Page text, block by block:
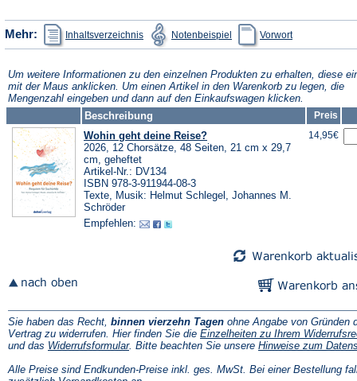
Mehr: Inhaltsverzeichnis
(Öffnet
in
einem
Tab)
Notenbeispiel
(Öffnet
in
einem
Tab)
Vorwortin
einem
Tab)
Um weitere Informationen zu den einzelnen Produkten zu erhalten, diese
mit der Maus anklicken. Um einen Artikel in den Warenkorb zu legen, die
Mengenzahl eingeben und dann auf den Einkaufswagen klicken.
Beschreibung
Preis
Wohin geht deine Reise?
2026, 12 Chorsätze, 48 Seiten, 21 cm x 29,7
cm, geheftet
Artikel-Nr.: DV134
ISBN 978-3-911944-08-3
Texte, Musik: Helmut Schlegel, Johannes M.
Schröder
Empfehlen:
14,95€
Sie haben das Recht, binnen vierzehn Tagen ohne Angabe von Gründen
Vertrag zu widerrufen. Hier finden Sie die Einzelheiten zu Ihrem
und das Widerrufsformular(Öffnet
einem
neuen
. Bitte beachten Sie unsere Hinweise zum
Alle Preise sind Endkunden-Preise inkl. ges. MwSt. Bei einer Bestellung